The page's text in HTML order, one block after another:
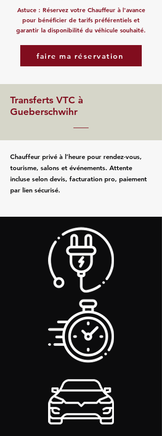
Astuce : Réservez votre Chauffeur à l'avance
pour bénéficier de tarifs préférentiels et
garantir la disponibilité du véhicule souhaité.
faire ma réservation
Transferts VTC à
Gueberschwihr
Chauffeur privé à l’heure pour rendez‑vous,
tourisme, salons et événements. Attente
incluse selon devis, facturation pro, paiement
par lien sécurisé.